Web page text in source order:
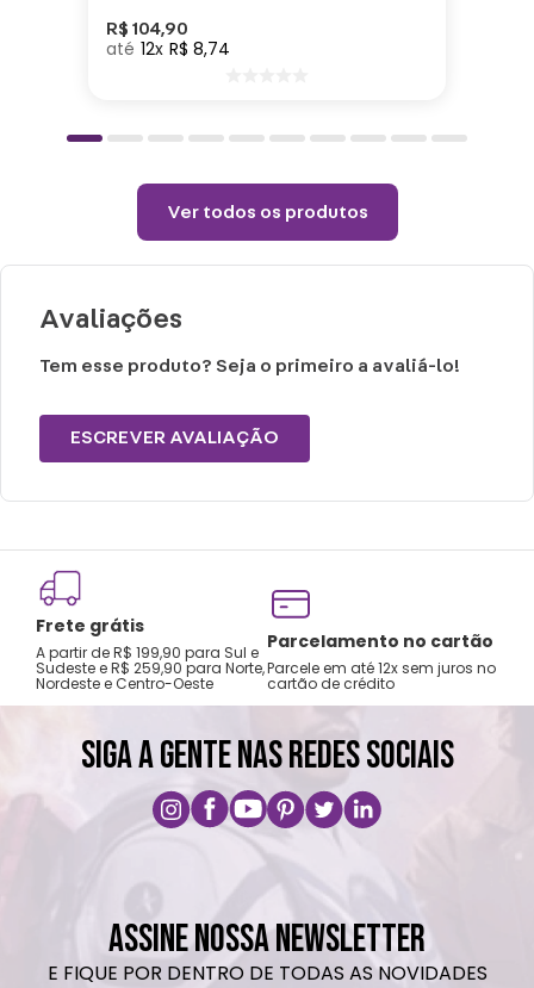
Poliéster
Passar com temperatura máxima de 110°
Não alvejar.
Permitido uso de centrifuga e máquina
secadora.
R$ 104,90
12 R$ 8,74
Ver todos os produtos
Avaliações
Tem esse produto? Seja o primeiro a avaliá-lo!
ESCREVER AVALIAÇÃO
Frete grátis
A partir de R$ 199,90 para Sul e
Sudeste e R$ 259,90 para Norte,
Nordeste e Centro-Oeste
Parcelamento no cartão
Parcele em até 12x sem juros no
cartão de crédito
SIGA A GENTE NAS REDES SOCIAIS
ASSINE NOSSA NEWSLETTER
E FIQUE POR DENTRO DE TODAS AS NOVIDADES